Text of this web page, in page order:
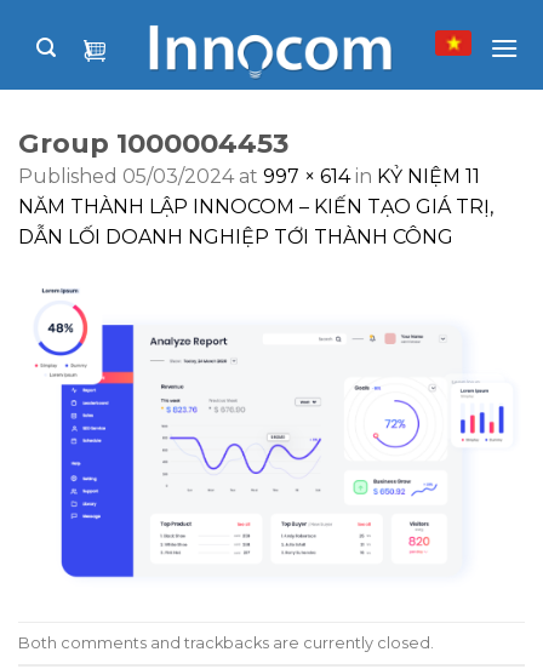
Group 1000004453
Published 05/03/2024at 997 × 614in KỶ NIỆM 11
NĂM THÀNH LẬP INNOCOM – KIẾN TẠO GIÁ TRỊ,
DẪN LỐI DOANH NGHIỆP TỚI THÀNH CÔNG
Both comments and trackbacks are currently closed.